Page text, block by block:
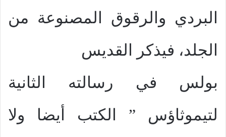
البردي والرقوق المصنوعة من
الجلد، فيذكر القديس
بولس في رسالته الثانية
لتيموثاؤس ” الكتب أيضا ولا